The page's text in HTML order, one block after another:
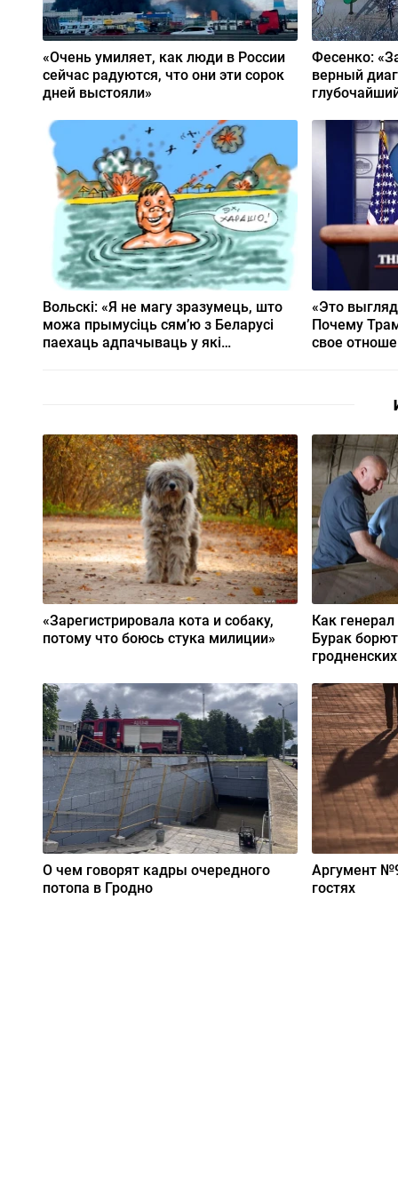
«Очень умиляет, как люди в России
сейчас радуются, что они эти сорок
дней выстояли»
Фесенко:
верный
Вольскі: «Я не магу зразумець, што
можа прымусіць сям’ю з Беларусі
паехаць адпачываць у які
«Это
Почему
свое
«Зарегистрировала кота и собаку,
потому что боюсь стука милиции»
Как
Бурак
О чем говорят кадры очередного
потопа в Гродно
Аргумент
гостях